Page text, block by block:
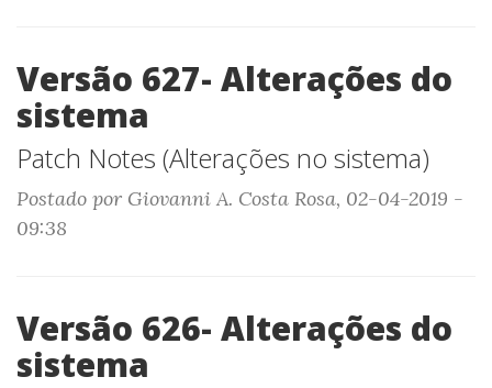
Versão 627- Alterações do
sistema
Patch Notes (Alterações no sistema)
Postado por Giovanni A. Costa Rosa, 02-04-2019 -
09:38
Versão 626- Alterações do
sistema